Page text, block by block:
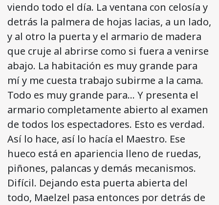
viendo todo el día. La ventana con celosía y
detrás la palmera de hojas lacias, a un lado,
y al otro la puerta y el armario de madera
que cruje al abrirse como si fuera a venirse
abajo. La habitación es muy grande para
mí y me cuesta trabajo subirme a la cama.
Todo es muy grande para… Y presenta el
armario completamente abierto al examen
de todos los espectadores. Esto es verdad.
Así lo hace, así lo hacía el Maestro. Ese
hueco está en apariencia lleno de ruedas,
piñones, palancas y demás mecanismos.
Difícil. Dejando esta puerta abierta del
todo, Maelzel pasa entonces por detrás de